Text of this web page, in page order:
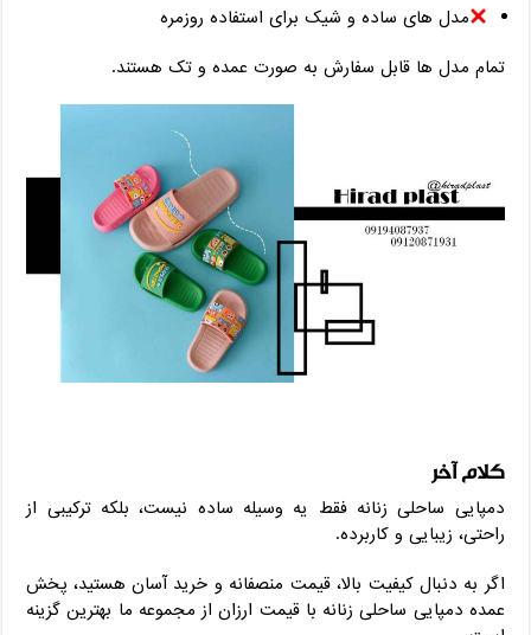
مدل ‌های ساده و شیک برای استفاده روزمره
تمام مدل ‌ها قابل سفارش به صورت عمده و تک هستند.
کلام آخر
دمپایی ساحلی زنانه فقط یه وسیله ساده نیست، بلکه ترکیبی از
راحتی، زیبایی و کاربرده.
اگر به دنبال کیفیت بالا، قیمت منصفانه و خرید آسان هستید، پخش
عمده دمپایی ساحلی زنانه با قیمت ارزان از مجموعه ما بهترین گزینه